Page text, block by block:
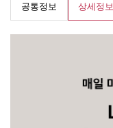
공통정보 상세정보